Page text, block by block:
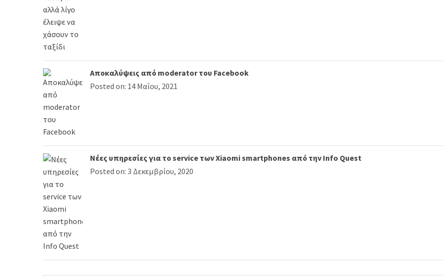
Αποκαλύψεις από moderator του Facebook
Posted on: 14 Μαΐου, 2021
Νέες υπηρεσίες για το service των Xiaomi smartphones από την Info Quest
Posted on: 3 Δεκεμβρίου, 2020